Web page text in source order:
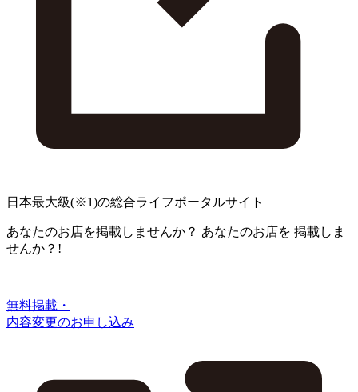
日本最大級(※1)の総合ライフポータルサイト
あなたのお店を掲載しませんか？ あなたのお店を 掲載しま
せんか？!
無料掲載・
内容変更のお申し込み